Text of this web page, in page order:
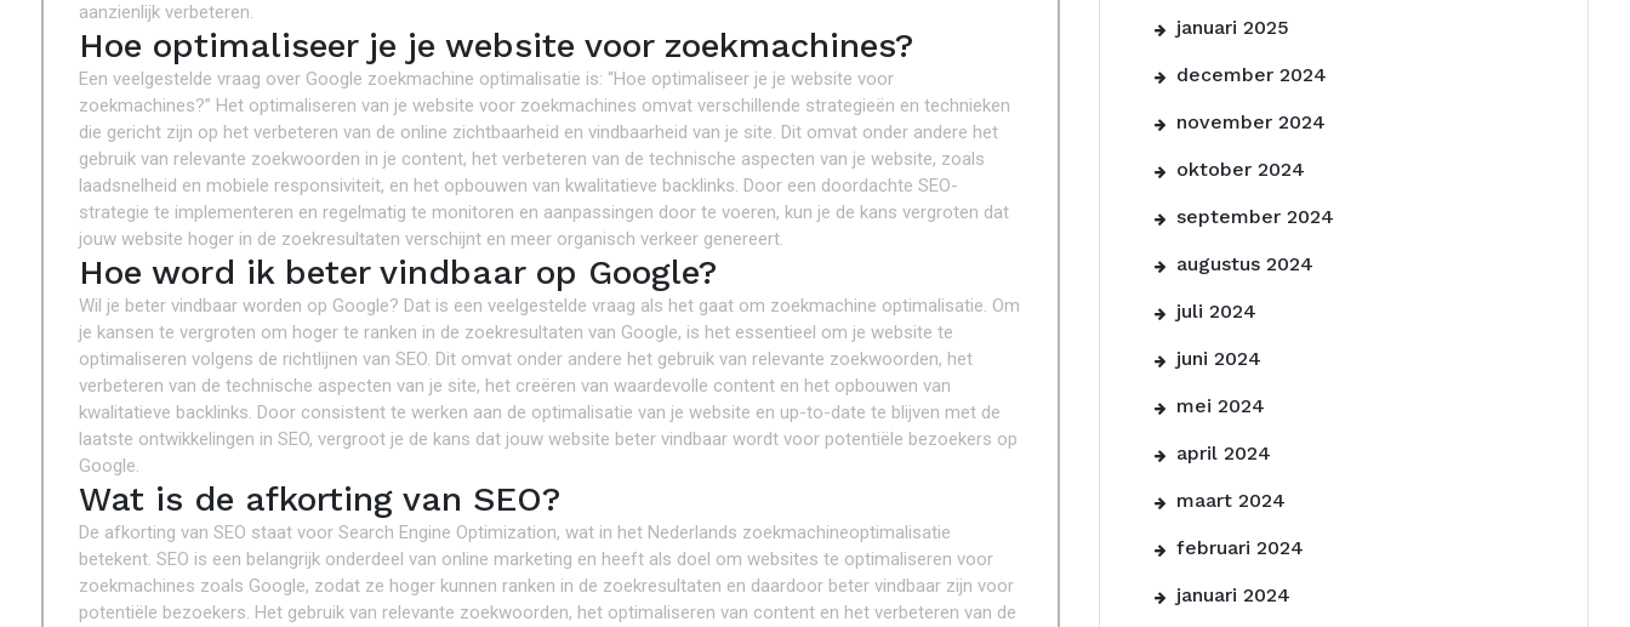
aanzienlijk verbeteren.
Hoe optimaliseer je je website voor zoekmachines?
Een veelgestelde vraag over Google zoekmachine optimalisatie is: “Hoe optimaliseer je je website voor
zoekmachines?” Het optimaliseren van je website voor zoekmachines omvat verschillende strategieën en technieken
die gericht zijn op het verbeteren van de online zichtbaarheid en vindbaarheid van je site. Dit omvat onder andere het
gebruik van relevante zoekwoorden in je content, het verbeteren van de technische aspecten van je website, zoals
laadsnelheid en mobiele responsiviteit, en het opbouwen van kwalitatieve backlinks. Door een doordachte SEO-
strategie te implementeren en regelmatig te monitoren en aanpassingen door te voeren, kun je de kans vergroten dat
jouw website hoger in de zoekresultaten verschijnt en meer organisch verkeer genereert.
Hoe word ik beter vindbaar op Google?
Wil je beter vindbaar worden op Google? Dat is een veelgestelde vraag als het gaat om zoekmachine optimalisatie. Om
je kansen te vergroten om hoger te ranken in de zoekresultaten van Google, is het essentieel om je website te
optimaliseren volgens de richtlijnen van SEO. Dit omvat onder andere het gebruik van relevante zoekwoorden, het
verbeteren van de technische aspecten van je site, het creëren van waardevolle content en het opbouwen van
kwalitatieve backlinks. Door consistent te werken aan de optimalisatie van je website en up-to-date te blijven met de
laatste ontwikkelingen in SEO, vergroot je de kans dat jouw website beter vindbaar wordt voor potentiële bezoekers op
Google.
Wat is de afkorting van SEO?
De afkorting van SEO staat voor Search Engine Optimization, wat in het Nederlands zoekmachineoptimalisatie
betekent. SEO is een belangrijk onderdeel van online marketing en heeft als doel om websites te optimaliseren voor
zoekmachines zoals Google, zodat ze hoger kunnen ranken in de zoekresultaten en daardoor beter vindbaar zijn voor
potentiële bezoekers. Het gebruik van relevante zoekwoorden, het optimaliseren van content en het verbeteren van de
januari 2025
december 2024
november 2024
oktober 2024
september 2024
augustus 2024
juli 2024
juni 2024
mei 2024
april 2024
maart 2024
februari 2024
januari 2024